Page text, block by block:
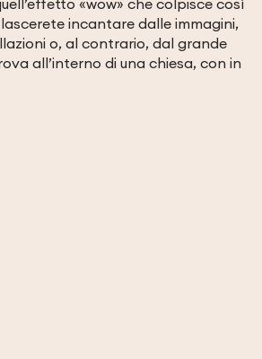
«wow» che colpisce così
incantare dalle immagini,
o, al contrario, dal grande
all’interno di una chiesa, con in